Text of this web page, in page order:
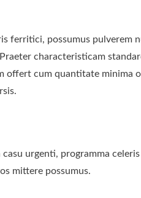
ferritici, possumus pulverem
characteristicam
offert cum quantitate minima
urgenti, programma
mittere possumus.